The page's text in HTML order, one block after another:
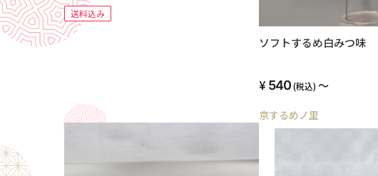
送料込み
ソフトするめ白みつ味
540(税込) ～
京するめノ里